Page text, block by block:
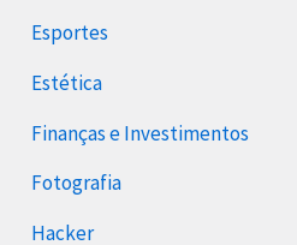
Esportes
Estética
Finanças e Investimentos
Fotografia
Hacker